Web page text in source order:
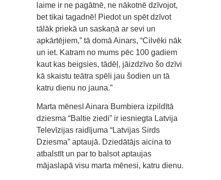
laime ir ne pagātnē, ne nākotnē dzīvojot,
bet tikai tagadnē! Piedot un spēt dzīvot
tālāk priekā un saskaņā ar sevi un
apkārtējiem,” tā domā Ainars, “Cilvēki nāk
un iet. Katram no mums pēc 100 gadiem
kaut kas beigsies, tādēļ, jāizdzīvo šo dzīvi
kā skaistu teātra spēli jau šodien un tā
katru dienu no jauna.”
Marta mēnesī Ainara Bumbiera izpildītā
dziesma “Baltie ziedi” ir iesniegta Latvija
Televīzijas raidījuma “Latvijas Sirds
Dziesma” aptaujā. Dziedātājs aicina to
atbalstīt un par to balsot aptaujas
mājaslapā visu marta mēnesi, katru dienu.